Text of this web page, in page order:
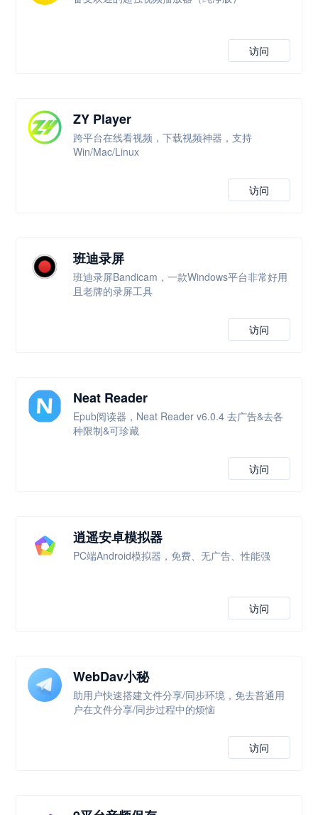
访问
ZY Player
跨平台在线看视频，下载视频神器，支持
Win/Mac/Linux
访问
班迪录屏
班迪录屏Bandicam，一款Windows平台非常好用
且老牌的录屏工具
访问
Neat Reader
Epub阅读器，Neat Reader v6.0.4 去广告&去各
种限制&可珍藏
访问
逍遥安卓模拟器
PC端Android模拟器，免费、无广告、性能强
访问
WebDav小秘
助用户快速搭建文件分享/同步环境，免去普通用
户在文件分享/同步过程中的烦恼
访问